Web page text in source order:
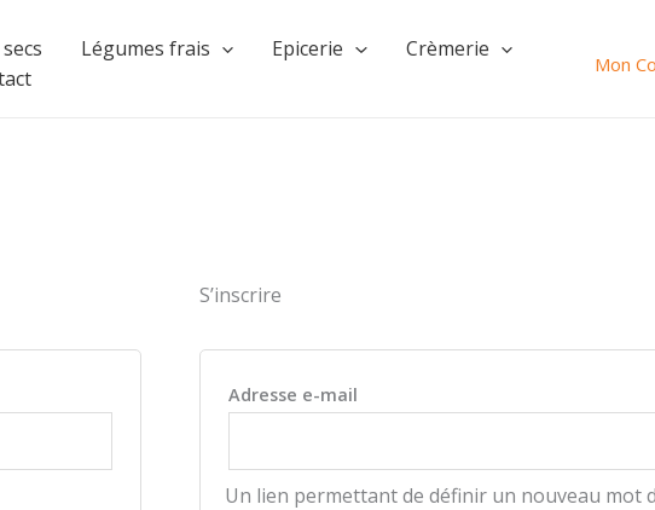
Légumes frais Epicerie
Crèmerie
Mon
S’inscrire
Adresse e-mail
Un lien permettant de définir un nouveau mot